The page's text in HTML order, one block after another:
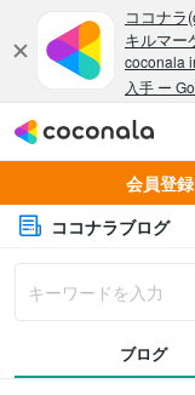
会員登
ココナラブログ
ブログ